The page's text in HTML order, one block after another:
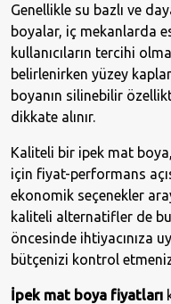
Genellikle su bazlı ve
boyalar, iç mekanlarda
kullanıcıların tercihi
belirlenirken yüzey
boyanın silinebilir
dikkate alınır.
Kaliteli bir ipek mat
için fiyat-performans
ekonomik seçenekler
kaliteli alternatifler de
öncesinde ihtiyacınıza
bütçenizi kontrol
İpek mat boya fiyatları